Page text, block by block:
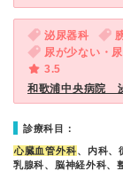
泌尿器科
3.5
和歌浦中央病院
診療科目：
心臓血管外科、内科、
乳腺科、脳神経外科、